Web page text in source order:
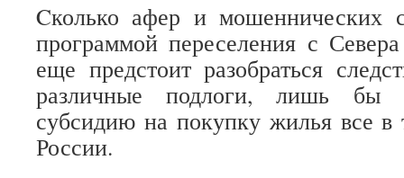
Cколько афер и мошеннических
программой переселения с
еще предстоит разобраться
различные подлоги, лишь бы
субсидию на покупку жилья все
России.